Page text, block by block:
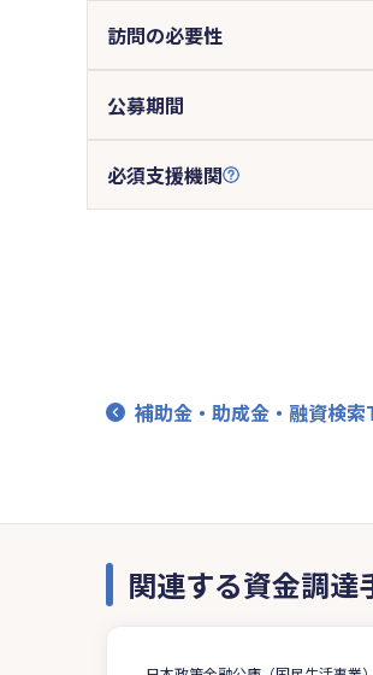
訪問の必要性
公募期間
必須支援機関
補助金・助成金・融資検索
関連する資金調達